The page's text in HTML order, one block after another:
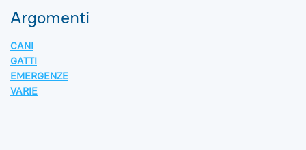
Argomenti
CANI
GATTI
EMERGENZE
VARIE